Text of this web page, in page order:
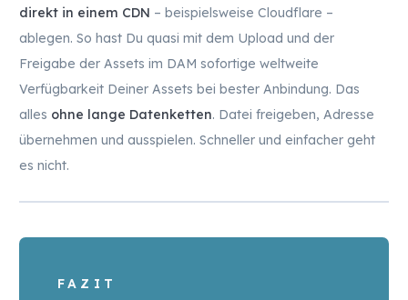
direkt in einem CDN – beispielsweise Cloudflare –
ablegen. So hast Du quasi mit dem Upload und der
Freigabe der Assets im DAM sofortige weltweite
Verfügbarkeit Deiner Assets bei bester Anbindung. Das
alles ohne lange Datenketten. Datei freigeben, Adresse
übernehmen und ausspielen. Schneller und einfacher geht
es nicht.
FAZIT